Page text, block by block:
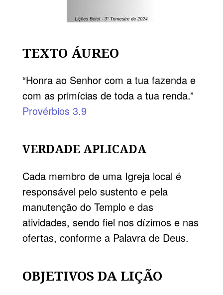
TEXTO ÁUREO
“Honra ao Senhor com a tua fazenda e
com as primícias de toda a tua renda.”
Provérbios 3.9
VERDADE APLICADA
Cada membro de uma Igreja local é
responsável pelo sustento e pela
manutenção do Templo e das
atividades, sendo fiel nos dízimos e nas
ofertas, conforme a Palavra de Deus.
OBJETIVOS DA LIÇÃO